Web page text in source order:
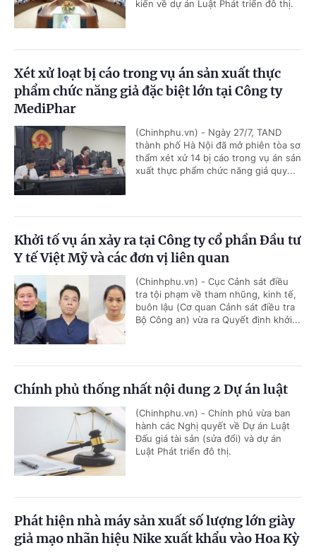
kiến về dự án Luật Phát triển đô thị.
Xét xử loạt bị cáo trong vụ án sản xuất thực
phẩm chức năng giả đặc biệt lớn tại Công ty
MediPhar
(Chinhphu.vn) - Ngày 27/7, TAND
thành phố Hà Nội đã mở phiên tòa sơ
thẩm xét xử 14 bị cáo trong vụ án sản
xuất thực phẩm chức năng giả quy...
Khởi tố vụ án xảy ra tại Công ty cổ phần Đầu tư
Y tế Việt Mỹ và các đơn vị liên quan
(Chinhphu.vn) - Cục Cảnh sát điều
tra tội phạm về tham nhũng, kinh tế,
buôn lậu (Cơ quan Cảnh sát điều tra
Bộ Công an) vừa ra Quyết định khởi...
Chính phủ thống nhất nội dung 2 Dự án luật
(Chinhphu.vn) - Chính phủ vừa ban
hành các Nghị quyết về Dự án Luật
Đấu giá tài sản (sửa đổi) và dự án
Luật Phát triển đô thị.
Phát hiện nhà máy sản xuất số lượng lớn giày
giả mạo nhãn hiệu Nike xuất khẩu vào Hoa Kỳ